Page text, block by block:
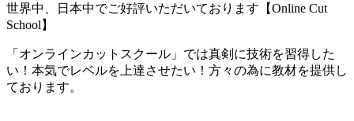
世界中、日本中でご好評いただいております【Online Cut
School】
「オンラインカットスクール」では真剣に技術を習得した
い！本気でレベルを上達させたい！方々の為に教材を提供し
ております。